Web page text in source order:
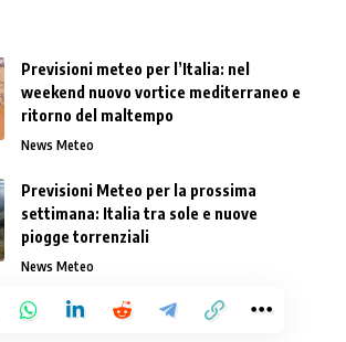
Previsioni meteo per l’Italia: nel
weekend nuovo vortice mediterraneo e
ritorno del maltempo
News Meteo
Previsioni Meteo per la prossima
settimana: Italia tra sole e nuove
piogge torrenziali
News Meteo